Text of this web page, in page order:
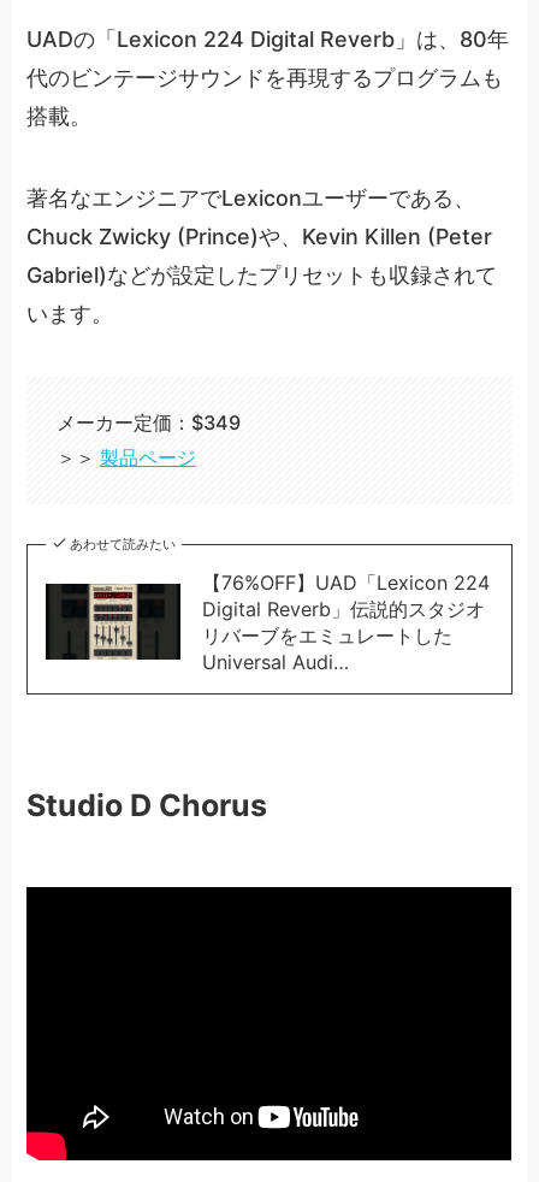
UADの「Lexicon 224 Digital Reverb」は、80年
代のビンテージサウンドを再現するプログラムも
搭載。
著名なエンジニアでLexiconユーザーである、
Chuck Zwicky (Prince)や、Kevin Killen (Peter
Gabriel)などが設定したプリセットも収録されて
います。
メーカー定価：$349
＞＞ 製品ページ
あわせて読みたい
【76%OFF】UAD「Lexicon 224
Digital Reverb」伝説的スタジオ
リバーブをエミュレートした
Universal Audi…
Studio D Chorus